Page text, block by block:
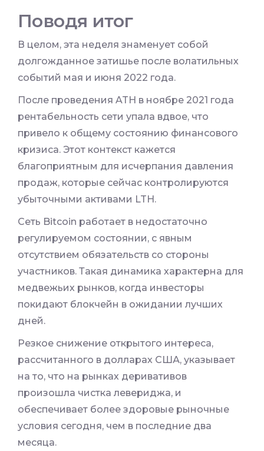
Поводя итог
В целом, эта неделя знаменует собой
долгожданное затишье после волатильных
событий мая и июня 2022 года.
После проведения ATH в ноябре 2021 года
рентабельность сети упала вдвое, что
привело к общему состоянию финансового
кризиса. Этот контекст кажется
благоприятным для исчерпания давления
продаж, которые сейчас контролируются
убыточными активами LTH.
Сеть Bitcoin работает в недостаточно
регулируемом состоянии, с явным
отсутствием обязательств со стороны
участников. Такая динамика характерна для
медвежьих рынков, когда инвесторы
покидают блокчейн в ожидании лучших
дней.
Резкое снижение открытого интереса,
рассчитанного в долларах США, указывает
на то, что на рынках деривативов
произошла чистка левериджа, и
обеспечивает более здоровые рыночные
условия сегодня, чем в последние два
месяца.